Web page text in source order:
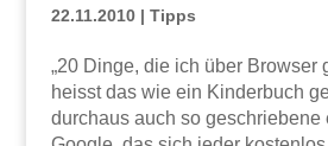
22.11.2010| Tipps
„20 Dinge, die ich über Browser
heisst das wie ein Kinderbuch
durchaus auch so geschriebene